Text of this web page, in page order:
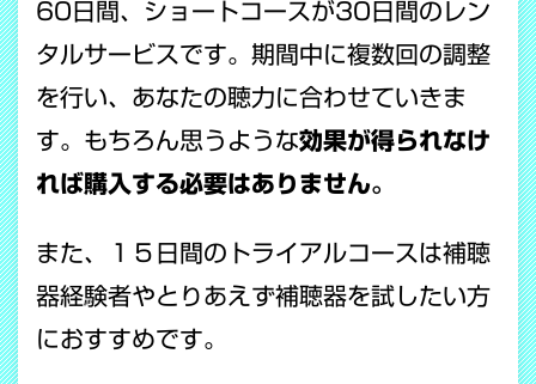
60日間、ショートコースが30日間のレン
タルサービスです。期間中に複数回の調整
を行い、あなたの聴力に合わせていきま
す。もちろん思うような効果が得られなけ
れば購入する必要はありません。
また、１５日間のトライアルコースは補聴
器経験者やとりあえず補聴器を試したい方
におすすめです。